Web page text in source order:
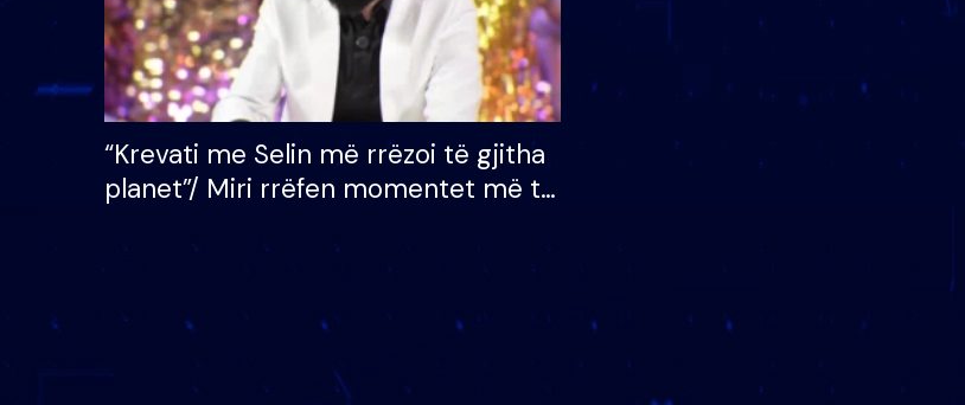
“Krevati me Selin më rrëzoi të gjitha
planet”/ Miri rrëfen momentet më të
mungojë zilja e mëngjesit kur…